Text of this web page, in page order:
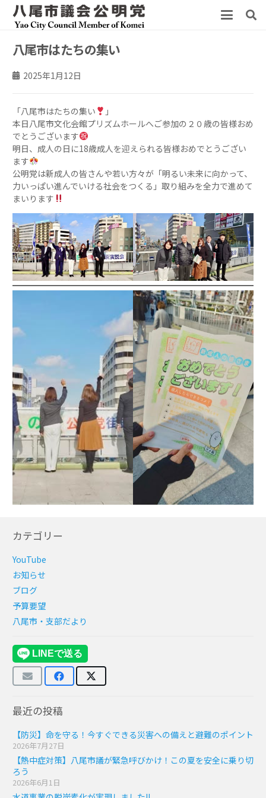
八尾市はたちの集い
2025年1月12日
「八尾市はたちの集い
」
本日八尾市文化会館プリズムホールへご参加の２０歳の皆様おめ
でとうございます
明日、成人の日に18歳成人を迎えられる皆様おめでとうござい
ます
公明党は新成人の皆さんや若い方々が「明るい未来に向かって、
力いっぱい進んでいける社会をつくる」取り組みを全力で進めて
まいります
カテゴリー
YouTube
お知らせ
ブログ
予算要望
八尾市・支部だより
最近の投稿
【防災】命を守る！今すぐできる災害への備えと避難のポイント
2026年7月27日
【熱中症対策】八尾市議が緊急呼びかけ！この夏を安全に乗り切
ろう
2026年6月1日